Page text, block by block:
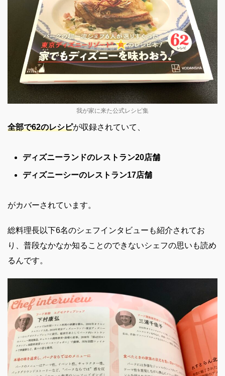
我が家に来た公式レシピ集
全部で62のレシピが収録されていて、
ディズニーランドのレストラン20店舗
ディズニーシーのレストラン17店舗
がカバーされています。
総料理長以下6名のシェフインタビューも紹介されてお
り、普段なかなか知ることのできないシェフの思いも読め
るんです。